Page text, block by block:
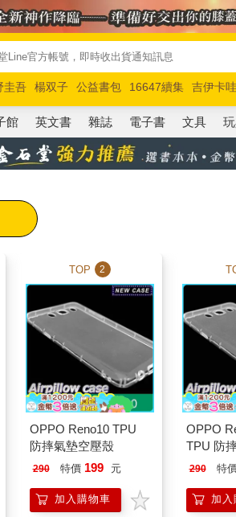
圭吾 楊双子 公益書包 16647續集 吉伊卡哇
路邊攤新作 馬斯克 玩具總動員5 超慢跑
館 英文書 雜誌 電子書 文具
TOP 2
OPPO Reno10 TPU
防摔氣墊空壓殼
290 特價 199 元
加入購物車
OPPO
TPU 防
290 特
加入